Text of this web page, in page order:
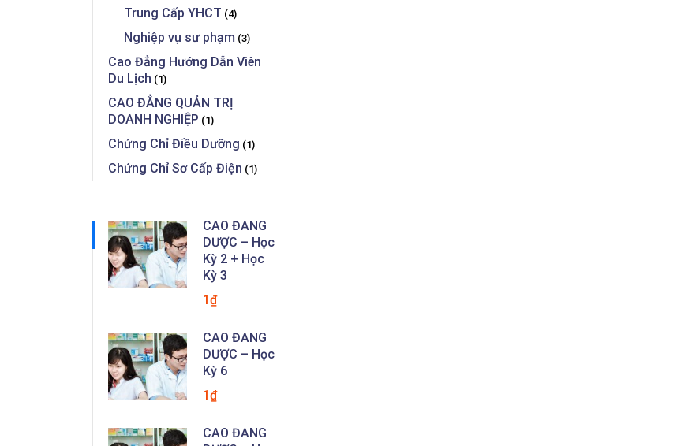
Trung Cấp YHCT (4)
Nghiệp vụ sư phạm (3)
Cao Đẳng Hướng Dẫn Viên
Du Lịch (1)
CAO ĐẲNG QUẢN TRỊ
DOANH NGHIỆP (1)
Chứng Chỉ Điều Dưỡng (1)
Chứng Chỉ Sơ Cấp Điện (1)
CAO ĐẲNG
DƯỢC – Học
Kỳ 2 + Học
Kỳ 3
1₫
CAO ĐẲNG
DƯỢC – Học
Kỳ 6
1₫
CAO ĐẲNG